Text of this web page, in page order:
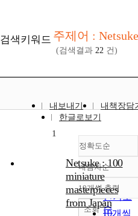
검색키워드 주제어 :
(검색결과 22 건)
내보내기
내책장담
한글로보기
정확도순
정확도
순
인기도
순
내림차순
내림차
10개씩 출력
10개씩
조회
1
Netsuke : 100
miniature
masterpieces
from Japan